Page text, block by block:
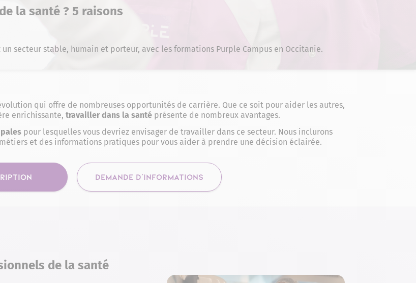
la santé ? 5 raisons
un secteur stable, humain et porteur, avec les formations Purple Campus en Occitanie.
qui offre de nombreuses opportunités de carrière. Que ce soit pour aider les autres,
enrichissante, travailler dans la santé présente de nombreux avantages.
pour lesquelles vous devriez envisager de travailler dans ce secteur. Nous inclurons
et des informations pratiques pour vous aider à prendre une décision éclairée.
DEMANDE D'INFORMATIONS
de la santé